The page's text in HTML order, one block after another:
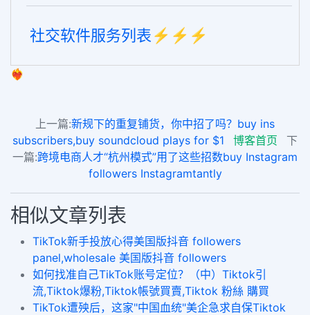
社交软件服务列表⚡️⚡️⚡️
❤️‍🔥
上一篇:新规下的重复铺货，你中招了吗？buy ins
subscribers,buy soundcloud plays for $1
博客首页
下
一篇:跨境电商人才“杭州模式”用了这些招数buy Instagram
followers Instagramtantly
相似文章列表
TikTok新手投放心得美国版抖音 followers
panel,wholesale 美国版抖音 followers
如何找准自己TikTok账号定位？（中）Tiktok引
流,Tiktok爆粉,Tiktok帳號買賣,Tiktok 粉絲 購買
TikTok遭殃后，这家"中国血统"美企急求自保Tiktok